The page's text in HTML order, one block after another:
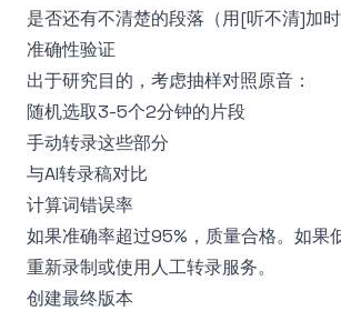
是否还有不清楚的段落（用[听不清]加时
准确性验证
出于研究目的，考虑抽样对照原音：
随机选取3-5个2分钟的片段
手动转录这些部分
与AI转录稿对比
计算词错误率
如果准确率超过95%，质量合格。如果
重新录制或使用人工转录服务。
创建最终版本